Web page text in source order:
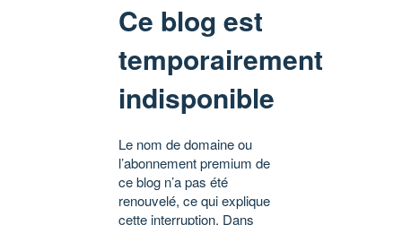
Ce blog est
temporairement
indisponible
Le nom de domaine ou
l’abonnement premium de
ce blog n’a pas été
renouvelé, ce qui explique
cette interruption. Dans